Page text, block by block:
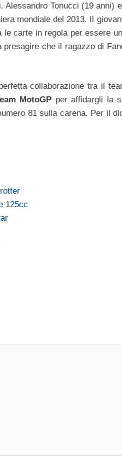
Tonucci (19 anni)
mondiale del 2013. Il
carte in regola per essere
che il ragazzo di
collaborazione tra il
MotoGP per affidargli la
81 sulla carena. Per il
125cc